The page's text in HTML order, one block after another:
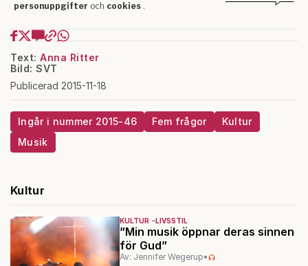
Text: Anna Ritter
Bild: SVT
Publicerad 2015-11-18
Ingår i nummer 2015-46 Fem frågor
Kultur
Musik
Kultur
KULTUR LIVSSTIL
”Min musik öppnar deras sinnen
för Gud”
Av: Jennifer Wegerup•